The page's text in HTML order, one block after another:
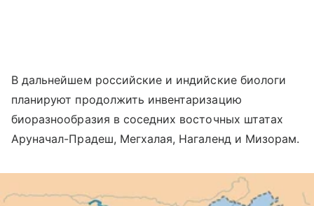
В дальнейшем российские и индийские биологи
планируют продолжить инвентаризацию
биоразнообразия в соседних восточных штатах
Аруначал-Прадеш, Мегхалая, Нагаленд и Мизорам.